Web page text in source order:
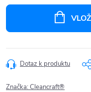
Dotaz k produktu
Značka:Cleancraft®